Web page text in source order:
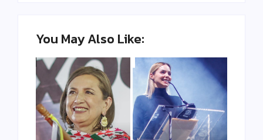
You May Also Like: